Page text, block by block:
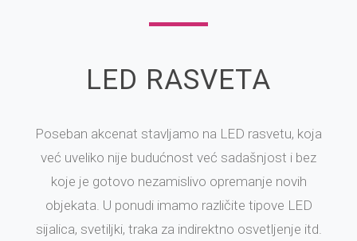
LED RASVETA
Poseban akcenat stavljamo na LED rasvetu, koja
već uveliko nije budućnost već sadašnjost i bez
koje je gotovo nezamislivo opremanje novih
objekata. U ponudi imamo različite tipove LED
sijalica, svetiljki, traka za indirektno osvetljenje itd.